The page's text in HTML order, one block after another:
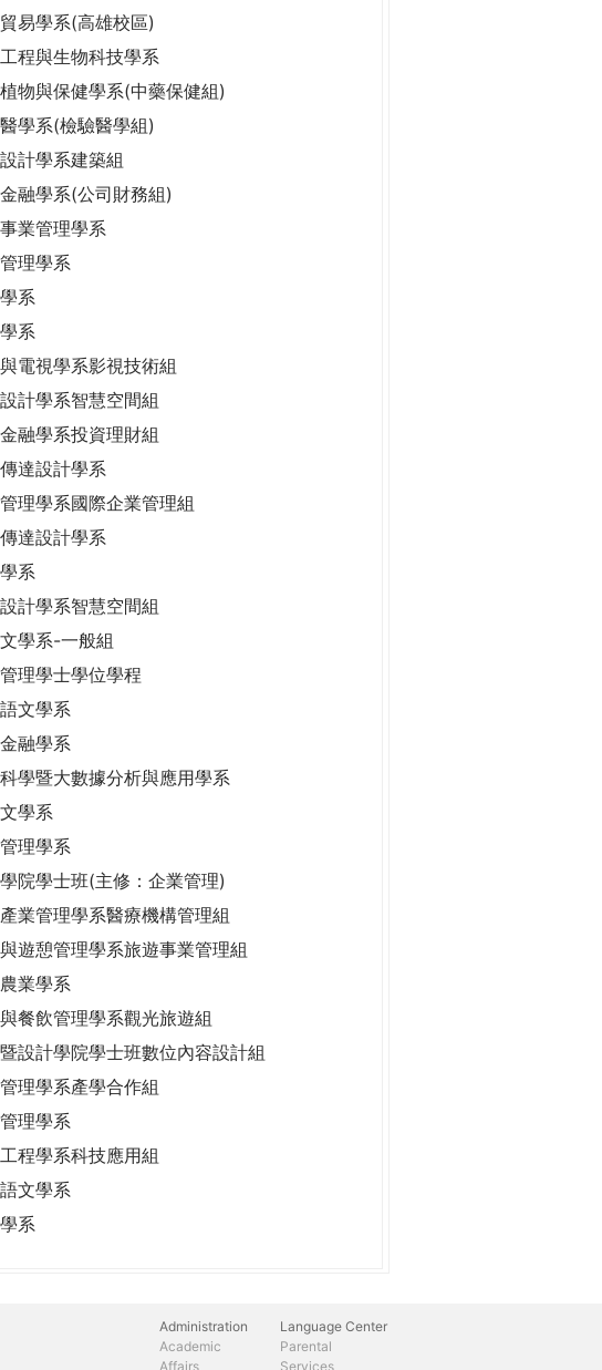
易學系(高雄校區)
程與生物科技學系
物與保健學系(中藥保健組)
學系(檢驗醫學組)
計學系建築組
融學系(公司財務組)
業管理學系
理學系
系
系
電視學系影視技術組
計學系智慧空間組
融學系投資理財組
達設計學系
理學系國際企業管理組
達設計學系
系
計學系智慧空間組
學系-一般組
理學士學位學程
文學系
融學系
學暨大數據分析與應用學系
學系
理學系
院學士班(主修：企業管理)
業管理學系醫療機構管理組
遊憩管理學系旅遊事業管理組
業學系
餐飲管理學系觀光旅遊組
設計學院學士班數位內容設計組
理學系產學合作組
理學系
程學系科技應用組
文學系
系
Administration
Academic
Affairs
Parental
Services
Language Center